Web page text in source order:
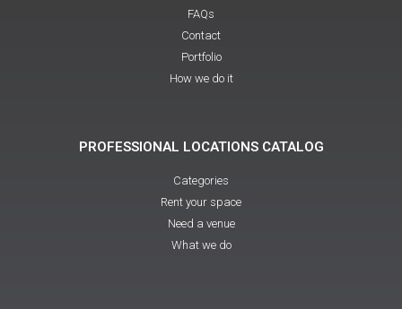
FAQs
Contact
Portfolio
How we do it
PROFESSIONAL LOCATIONS CATALOG
Categories
Rent your space
Need a venue
What we do